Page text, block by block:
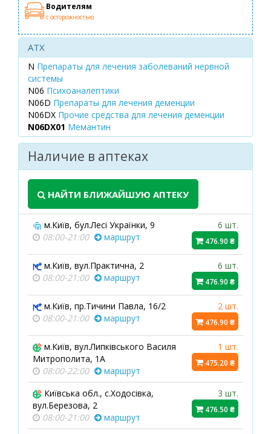
Водителям
с осторожностью
ATX
N Препараты для лечения заболеваний нервной
системы
N06 Психоаналептики
N06D Препараты для лечения деменции
N06DX Прочие средства для лечения деменции
N06DX01 Мемантин
Наличие в аптеках
НАЙТИ БЛИЖАЙШУЮ АПТЕКУ
м.Київ, бул.Лесі Українки, 9
08:00-21:00
маршрут
6 шт.
476.90 ₴
м.Київ, вул.Практична, 2
08:00-21:00
маршрут
6 шт.
476.90 ₴
м.Київ, пр.Тичини Павла, 16/2
08:00-21:00
маршрут
2 шт.
476.90 ₴
м.Київ, вул.Липківського Василя
Митрополита, 1А
08:00-22:00
маршрут
1 шт.
475.20 ₴
Київська обл., с.Ходосівка,
вул.Березова, 2
08:00-21:00
маршрут
3 шт.
476.50 ₴